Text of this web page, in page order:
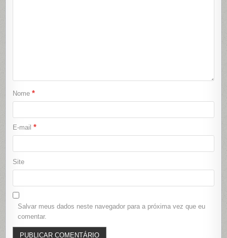
Nome*
E-mail*
Site
Salvar meus dados neste navegador para a próxima vez que eu
comentar.